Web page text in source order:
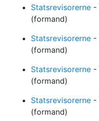
Statsrevisorerne -
(formand)
Statsrevisorerne -
(formand)
Statsrevisorerne -
(formand)
Statsrevisorerne -
(formand)